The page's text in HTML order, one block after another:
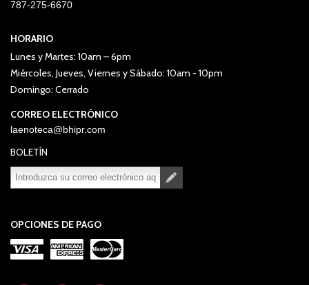
787-275-6670
HORARIO
Lunes y Martes: 10am – 6pm
Miércoles, Jueves, Viernes y Sábado: 10am - 10pm
Domingo: Cerrado
CORREO ELECTRÓNICO
laenoteca@bhipr.com
BOLETÍN
OPCIONES DE PAGO